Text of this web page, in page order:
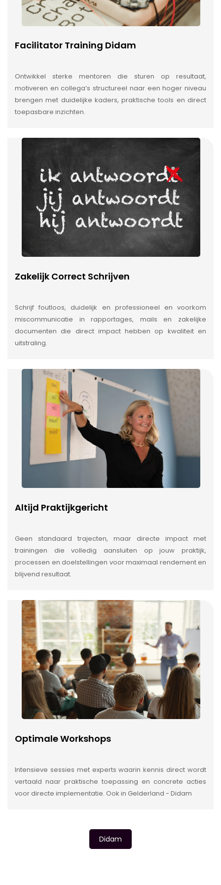
Facilitator Training Didam
Ontwikkel sterke mentoren die sturen op resultaat,
motiveren en collega’s structureel naar een hoger niveau
brengen met duidelijke kaders, praktische tools en direct
toepasbare inzichten.
Zakelijk Correct Schrijven
Schrijf foutloos, duidelijk en professioneel en voorkom
miscommunicatie in rapportages, mails en zakelijke
documenten die direct impact hebben op kwaliteit en
uitstraling.
Altijd Praktijkgericht
Geen standaard trajecten, maar directe impact met
trainingen die volledig aansluiten op jouw praktijk,
processen en doelstellingen voor maximaal rendement en
blijvend resultaat.
Optimale Workshops
Intensieve sessies met experts waarin kennis direct wordt
vertaald naar praktische toepassing en concrete acties
voor directe implementatie. Ook in Gelderland - Didam
Didam